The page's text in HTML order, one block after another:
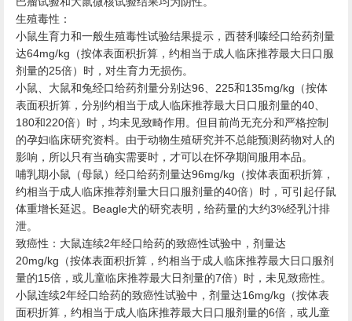
生殖毒性：
小鼠生育力和一般生殖毒性试验结果提示，西替利嗪经口给药剂量
达64mg/kg
（按体表面积折算，约相当于成人临床推荐最大日口服
剂量的25倍）时，对生育力无损伤。
小鼠、大鼠和兔经口给药剂量分别达96、 225和135mg/kg
（按体
表面积折算，分别约相当于成人临床推荐最大日口服剂量的40、
180和220倍）时，均未见致畸作用。但目前尚无充分和严格控制
的孕妇临床研究资料。由于动物生殖研究并不总能预测药物对人的
影响，所以只有当确实需要时，才可以在怀孕期间服用本品。
哺乳期小鼠（母鼠）经口给药剂量达96mg/kg
（按体表面积折算，
约相当于成人临床推荐剂量大日口服剂量的40倍）时，可引起仔鼠
体重增长延迟。
Beagle犬的研究表明，给药量的大约3%经乳汁排
泄。
致癌性：大鼠连续2年经口给药的致癌性试验中，剂量达
20mg/kg
（按体表面积折算，约相当于成人临床推荐最大日口服剂
量的15倍，或儿童临床推荐最大日剂量的7倍）时，未见致癌性。
小鼠连续2年经口给药的致癌性试验中，剂量达16mg/kg
（按体表
面积折算，约相当于成人临床推荐最大日口服剂量的6倍，或儿童